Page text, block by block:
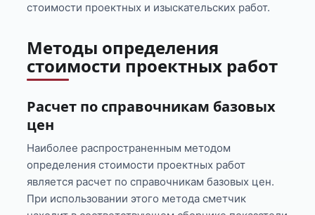
стоимости проектных и изыскательских работ.
Методы определения
стоимости проектных работ
Расчет по справочникам базовых
цен
Наиболее распространенным методом
определения стоимости проектных работ
является расчет по справочникам базовых цен.
При использовании этого метода сметчик